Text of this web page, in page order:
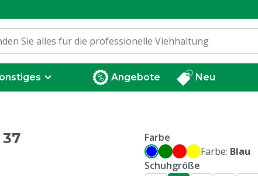
Angebote Neu
Farbe
Farbe: Blau
Schuhgröße